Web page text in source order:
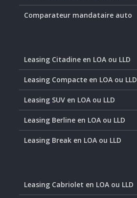
Comparateur mandataire auto
Leasing Citadine en LOA ou LLD
Leasing Compacte en LOA ou LLD
Leasing SUV en LOA ou LLD
Leasing Berline en LOA ou LLD
Leasing Break en LOA ou LLD
Leasing Cabriolet en LOA ou LLD